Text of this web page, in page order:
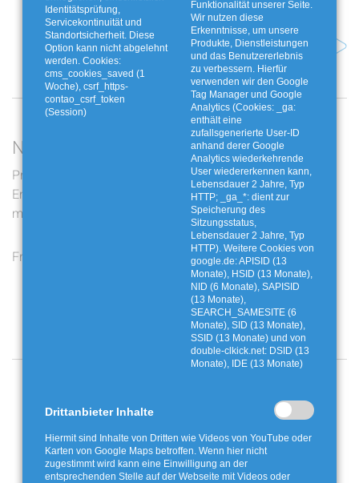
Nächster Artikel
Neueste Beiträge
Preis- und
Entgeltanpassungen: Das
müssen Sie jetzt wissen
Digitale Lernallianzen: KI-
Reportage zu
Problemabfällen
Frost in der Tonne
Wertvolle Bioabfälle - Für
uns und unsere Umwelt
Identitätsprüfung,
Servicekontinuität und
Standortsicherheit. Diese
Option kann nicht abgelehnt
werden. Cookies:
cms_cookies_saved (1
Woche), csrf_https-
contao_csrf_token
(Session)
Funktionalität unserer Seite.
Wir nutzen diese
Erkenntnisse, um unsere
Produkte, Dienstleistungen
und das Benutzererlebnis
zu verbessern. Hierfür
verwenden wir den Google
Tag Manager und Google
Analytics (Cookies: _ga:
enthält eine
zufallsgenerierte User-ID
anhand derer Google
Analytics wiederkehrende
User wiedererkennen kann,
Lebensdauer 2 Jahre, Typ
HTTP; _ga_*: dient zur
Speicherung des
Sitzungsstatus,
Lebensdauer 2 Jahre, Typ
HTTP). Weitere Cookies von
google.de: APISID (13
Monate), HSID (13 Monate),
NID (6 Monate), SAPISID
(13 Monate),
SEARCH_SAMESITE (6
Monate), SID (13 Monate),
SSID (13 Monate) und von
double-clkick.net: DSID (13
Monate), IDE (13 Monate)
Drittanbieter Inhalte
Hiermit sind Inhalte von Dritten wie Videos von YouTube oder
Karten von Google Maps betroffen. Wenn hier nicht
zugestimmt wird kann eine Einwilligung an der
entsprechenden Stelle auf der Webseite mit Videos oder